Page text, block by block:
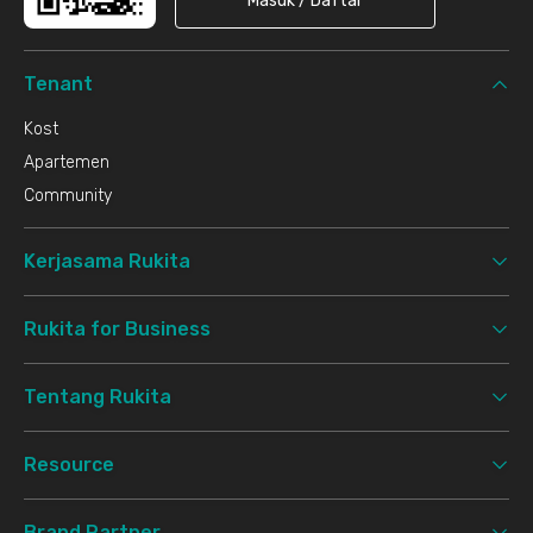
Tenant
Kost
Apartemen
Community
Kerjasama Rukita
Rukita for Business
Tentang Rukita
Resource